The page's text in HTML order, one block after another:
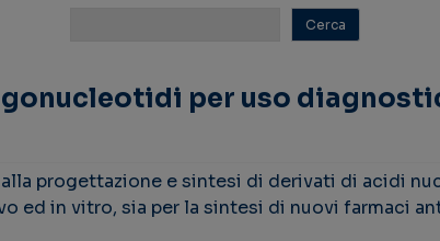
per uso
progettazione e sintesi di derivati di acidi
ed in vitro, sia per la sintesi di nuovi farmaci